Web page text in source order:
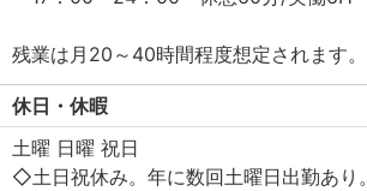
残業は月20～40時間程度想定されます。
休日・休暇
土曜 日曜 祝日
◇土日祝休み。年に数回土曜日出勤あり。